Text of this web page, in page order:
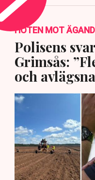
HOTEN MOT
Polisens
Grimsås:
och